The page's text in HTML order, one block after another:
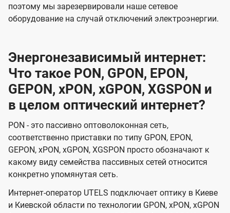
поэтому мы зарезервировали наше сетевое
оборудование на случай отключений электроэнергии.
Энергонезависимый интернет:
Что такое PON, GPON, EPON,
GEPON, xPON, xGPON, XGSPON и
в целом оптический интернет?
PON - это пассивно оптоволоконная сеть,
соответственно приставки по типу GPON, EPON,
GEPON, xPON, xGPON, XGSPON просто обозначают к
какому виду семейства пассивных сетей относится
конкретно упомянутая сеть.
Интернет-оператор UTELS подключает оптику в Киеве
и Киевской области по технологии GPON, xPON, xGPON